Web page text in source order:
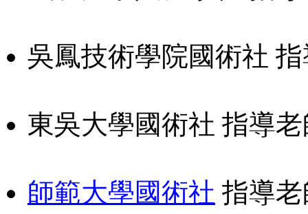
吳鳳技術學院國術社
東吳大學國術社 指導
師範大學國術社 指導